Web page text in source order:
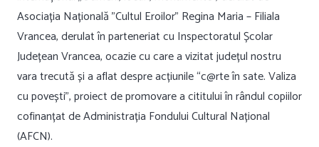
Asociația Națională ”Cultul Eroilor” Regina Maria – Filiala
Vrancea, derulat în parteneriat cu Inspectoratul Școlar
Județean Vrancea, ocazie cu care a vizitat județul nostru
vara trecută și a aflat despre acțiunile “c@rte în sate. Valiza
cu povești”, proiect de promovare a cititului în rândul copiilor
cofinanțat de Administrația Fondului Cultural Național
(AFCN).